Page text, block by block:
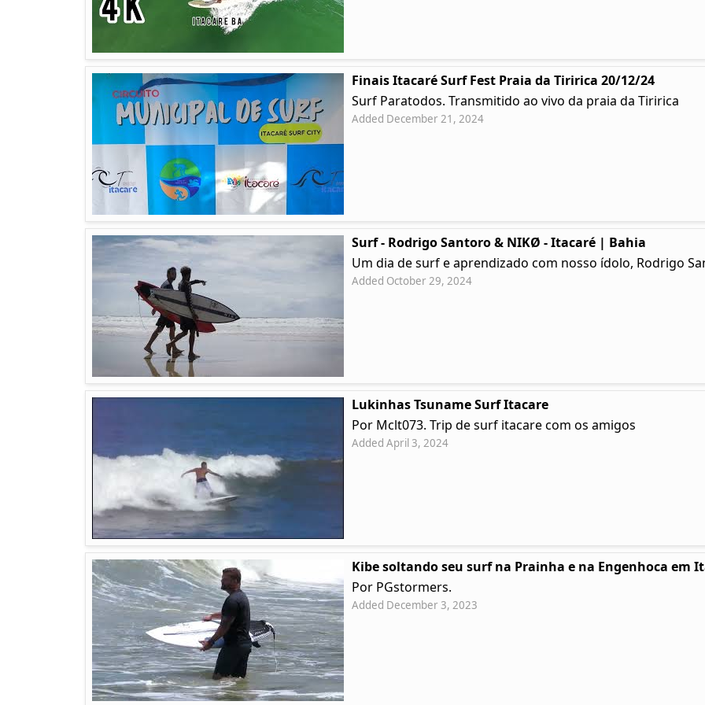
Finais Itacaré Surf Fest Praia da Tiririca 20/12/24
Surf Paratodos. Transmitido ao vivo da praia da Tiririca
Added December 21, 2024
Surf - Rodrigo Santoro & NIKØ - Itacaré | Bahia
Um dia de surf e aprendizado com nosso ídolo, Rodrigo
Added October 29, 2024
Lukinhas Tsuname Surf Itacare
Por Mclt073. Trip de surf itacare com os amigos
Added April 3, 2024
Kibe soltando seu surf na Prainha e na Engenhoca em
Por PGstormers.
Added December 3, 2023